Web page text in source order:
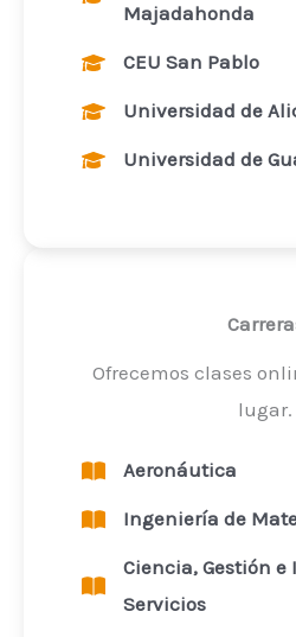
Majadahonda
CEU San Pablo
Universidad de
Universidad de
Ofrecemos clases
lugar.
Aeronáutica
Ingeniería de
Ciencia, Gestión
Servicios